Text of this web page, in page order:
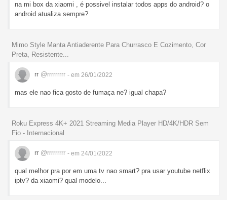
na mi box da xiaomi , é possivel instalar todos apps do android? o
android atualiza sempre?
Mimo Style Manta Antiaderente Para Churrasco E Cozimento, Cor
Preta, Resistente...
rr @rrrrrrrrr - em 26/01/2022
mas ele nao fica gosto de fumaça ne? igual chapa?
Roku Express 4K+ 2021 Streaming Media Player HD/4K/HDR Sem
Fio - Internacional
rr @rrrrrrrrr - em 24/01/2022
qual melhor pra por em uma tv nao smart? pra usar youtube netflix
iptv? da xiaomi? qual modelo...